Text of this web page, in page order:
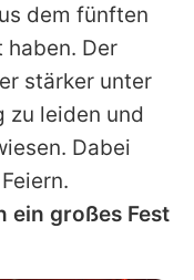
dem fünften
haben. Der
stärker unter
zu leiden und
Dabei
ein großes Fest